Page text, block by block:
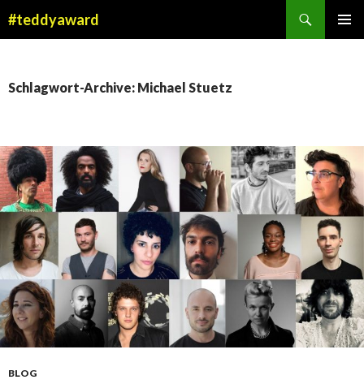
#teddyaward
Schlagwort-Archive: Michael Stuetz
BLOG